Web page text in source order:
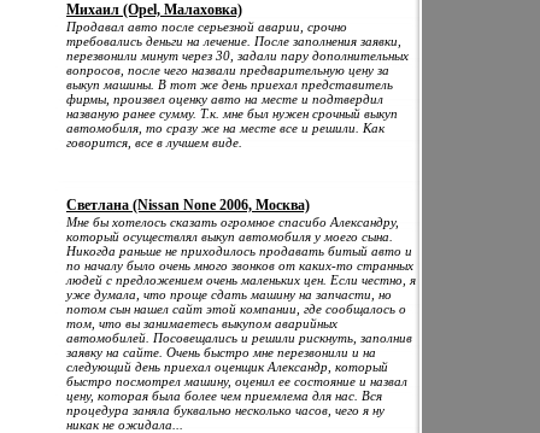
Михаил (Opel, Малаховка)
Продавал авто после серьезной аварии, срочно
требовались деньги на лечение. После заполнения заявки,
перезвонили минут через 30, задали пару дополнительных
вопросов, после чего назвали предварительную цену за
выкуп машины. В тот же день приехал представитель
фирмы, произвел оценку авто на месте и подтвердил
названую ранее сумму. Т.к. мне был нужен срочный выкуп
автомобиля, то сразу же на месте все и решили. Как
говорится, все в лучшем виде.
Светлана (Nissan None 2006, Москва)
Мне бы хотелось сказать огромное спасибо Александру,
который осуществлял выкуп автомобиля у моего сына.
Никогда раньше не приходилось продавать битый авто и
по началу было очень много звонков от каких-то странных
людей с предложением очень маленьких цен. Если честно, я
уже думала, что проще сдать машину на запчасти, но
потом сын нашел сайт этой компании, где сообщалось о
том, что вы занимаетесь выкупом аварийных
автомобилей. Посовещались и решили рискнуть, заполнив
заявку на сайте. Очень быстро мне перезвонили и на
следующий день приехал оценщик Александр, который
быстро посмотрел машину, оценил ее состояние и назвал
цену, которая была более чем приемлема для нас. Вся
процедура заняла буквально несколько часов, чего я ну
никак не ожидала...